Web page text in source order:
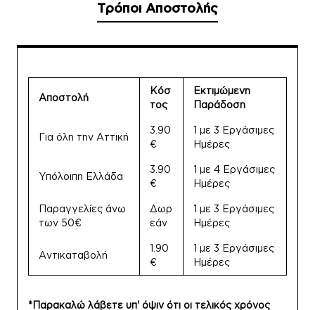
Τρόποι Αποστολής
Αποστολή
Κόσ
τος
Εκτιμώμενη
Παράδοση
Για όλη την Αττική
3.90
€
1 με 3 Εργάσιμες
Ημέρες
Υπόλοιπη Ελλάδα
3.90
€
1 με 4 Εργάσιμες
Ημέρες
Παραγγελίες άνω
των 50€
Δωρ
εάν
1 με 3 Εργάσιμες
Ημέρες
Αντικαταβολή
1.90
€
1 με 3 Εργάσιμες
Ημέρες
*Παρακαλώ λάβετε υπ' όψιν ότι οι τελικός χρόνος